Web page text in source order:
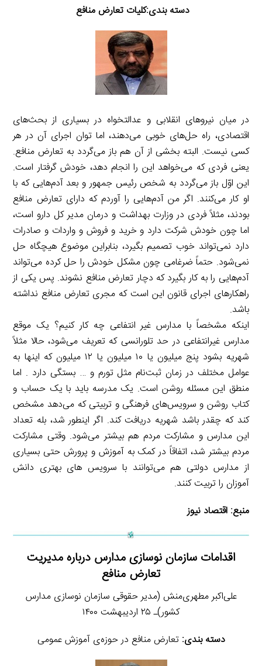
دسته بندی:کلیات تعارض منافع
در میان نیروهای انقلابی و عدالتخواه در بسیاری از بحث‌های
اقتصادی، راه حل‌های خوبی می‌دهند، اما توان اجرای آن در هر
کسی نیست. البته بخشی از آن هم باز می‌گردد به تعارض منافع.
یعنی فردی که می‌خواهد این را انجام دهد، خودش گرفتار است.
این اوّل باز می‌گردد به شخص رئیس جمهور و بعد آدم‌هایی که با
او کار می‌کنند. اگر من آدم‌هایی را آوردم که دارای تعارض منافع
بودند، مثلاً فردی در وزارت بهداشت و درمان مدیر کل دارو است،
اما چون خودش شرکت دارد و خرید و فروش و واردات و صادرات
دارد نمی‌تواند خوب تصمیم بگیرد، بنابراین موضوع هیچگاه حل
نمی‌شود. حتماً ضرغامی چون مشکل خودش را حل کرده می‌تواند
آدم‌هایی را به کار بگیرد که دچار تعارض منافع نشوند. پس یکی از
راهکارهای اجرای قانون این است که مجری تعارض منافع نداشته
باشد.
اینکه مشخصاً با مدارس غیر انتفاعی چه کار کنیم؟ یک موقع
مدارس غیرانتفاعی در حد تلورانسی که تعریف می‌شود، حالا مثلاً
شهریه بشود پنج میلیون یا ۱۰ میلیون یا ۱۲ میلیون که اینها به
عوامل مختلف در زمان ثبت‌نام مثل تورم و … بستگی دارد . اما
منطق این مسئله روشن است. یک مدرسه باید با یک حساب و
کتاب روشن و سرویس‌های فرهنگی و تربیتی که می‌دهد مشخص
کند که چقدر باشد شهریه دریافت کند. اگر اینطور شد، بله تعداد
این مدارس و مشارکت مردم هم بیشتر می‌شود. وقتی مشارکت
مردم بیشتر شد، اتفاقاً در کمک به آموزش و پرورش حتی بسیاری
از مدارس دولتی هم می‌توانند با سرویس های بهتری دانش
آموزان را تربیت کنند.
منبع:اقتصاد نیوز
اقدامات سازمان نوسازی مدارس درباره مدیریت
تعارض منافع
علی‌اکبر مطهری‌منش (مدیر حقوقی سازمان نوسازی مدارس
کشور)ـ ۲۵ اردیبهشت ۱۴۰۰
دسته بندی: تعارض منافع در حوزه‌ی آموزش عمومی